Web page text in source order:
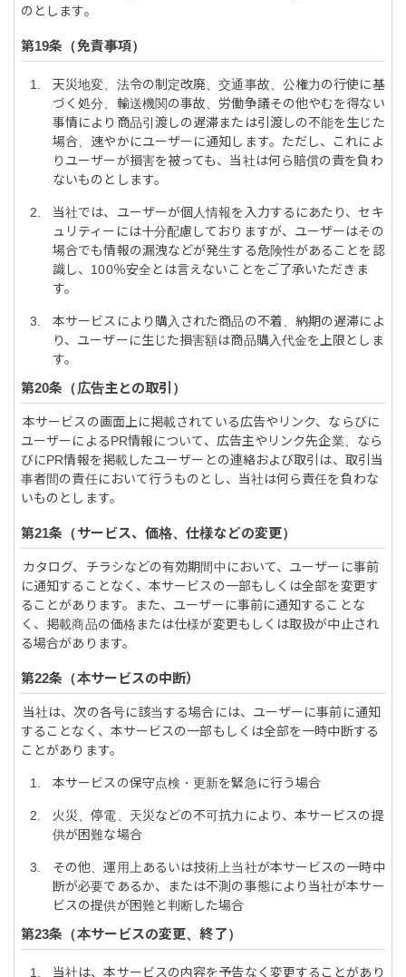
のとします。
免責事項
天災地変、法令の制定改廃、交通事故、公権力の行使に基
づく処分、輸送機関の事故、労働争議その他やむを得ない
事情により商品引渡しの遅滞または引渡しの不能を生じた
場合、速やかにユーザーに通知します。ただし、これによ
りユーザーが損害を被っても、当社は何ら賠償の責を負わ
ないものとします。
当社では、ユーザーが個人情報を入力するにあたり、セキ
ュリティーには十分配慮しておりますが、ユーザーはその
場合でも情報の漏洩などが発生する危険性があることを認
識し、100％安全とは言えないことをご了承いただきま
す。
本サービスにより購入された商品の不着、納期の遅滞によ
り、ユーザーに生じた損害額は商品購入代金を上限としま
す。
広告主との取引
本サービスの画面上に掲載されている広告やリンク、ならびに
ユーザーによるPR情報について、広告主やリンク先企業、なら
びにPR情報を掲載したユーザーとの連絡および取引は、取引当
事者間の責任において行うものとし、当社は何ら責任を負わな
いものとします。
サービス、価格、仕様などの変更
カタログ、チラシなどの有効期間中において、ユーザーに事前
に通知することなく、本サービスの一部もしくは全部を変更す
ることがあります。また、ユーザーに事前に通知することな
く、掲載商品の価格または仕様が変更もしくは取扱が中止され
る場合があります。
本サービスの中断
当社は、次の各号に該当する場合には、ユーザーに事前に通知
することなく、本サービスの一部もしくは全部を一時中断する
ことがあります。
本サービスの保守点検・更新を緊急に行う場合
火災、停電、天災などの不可抗力により、本サービスの提
供が困難な場合
その他、運用上あるいは技術上当社が本サービスの一時中
断が必要であるか、または不測の事態により当社が本サー
ビスの提供が困難と判断した場合
本サービスの変更、終了
当社は、本サービスの内容を予告なく変更することがあり